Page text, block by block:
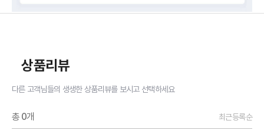
상품리뷰
다른 고객님들의 생생한 상품리뷰를 보시고 선택하세요
총 0개 최근등록순